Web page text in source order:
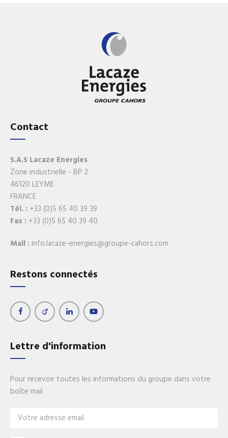
Contact
S.A.S Lacaze Energies
Zone industrielle - BP 2
46120 LEYME
FRANCE
Tél. :+33 (0)5 65 40 39 39
Fax :+33 (0)5 65 40 39 40
Mail : info.lacaze-energies@groupe-cahors.com
Restons connectés
Lettre d'information
Pour recevoir toutes les informations du groupe dans votre
boîte mail